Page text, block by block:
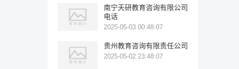
南宁天研教育咨询有限公司
电话
2025-05-03 00:48:07
贵州教育咨询有限责任公司
2025-05-02 23:48:07